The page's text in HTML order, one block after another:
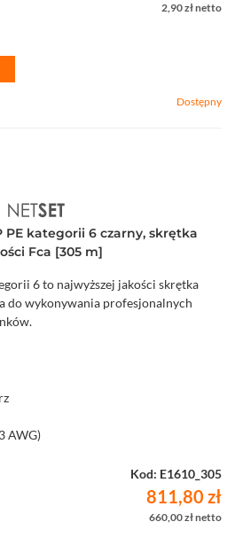
2,90 zł netto
Dostępny
PE kategorii 6 czarny, skrętka
Fca [305 m]
6 to najwyższej jakości skrętka
do wykonywania profesjonalnych
AWG)
Kod: E1610_305
811,80 zł
660,00 zł netto